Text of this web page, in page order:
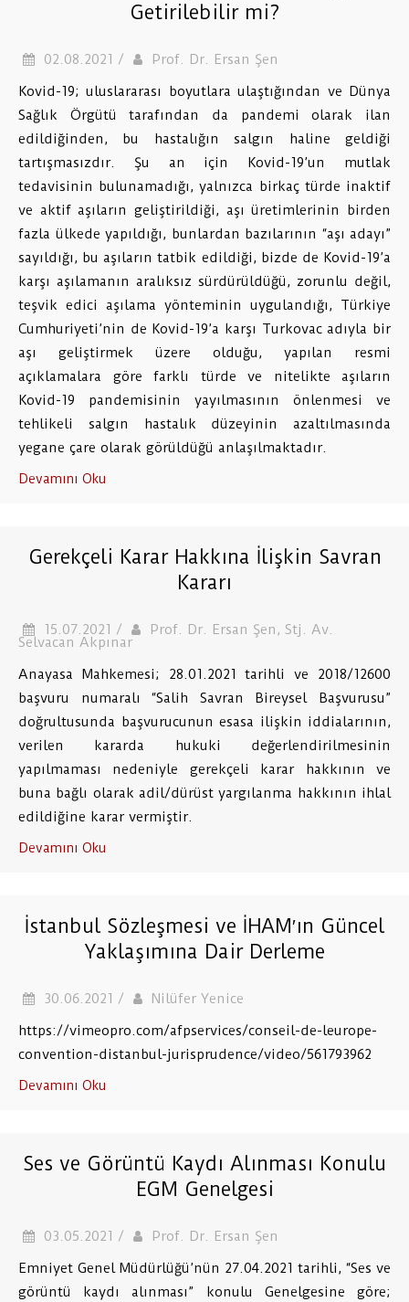
Getirilebilir mi?
02.08.2021 /
Prof. Dr. Ersan Şen
Kovid-19; uluslararası boyutlara ulaştığından ve Dünya
Sağlık Örgütü tarafından da pandemi olarak ilan
edildiğinden, bu hastalığın salgın haline geldiği
tartışmasızdır. Şu an için Kovid-19’un mutlak
tedavisinin bulunamadığı, yalnızca birkaç türde inaktif
ve aktif aşıların geliştirildiği, aşı üretimlerinin birden
fazla ülkede yapıldığı, bunlardan bazılarının “aşı adayı”
sayıldığı, bu aşıların tatbik edildiği, bizde de Kovid-19’a
karşı aşılamanın aralıksız sürdürüldüğü, zorunlu değil,
teşvik edici aşılama yönteminin uygulandığı, Türkiye
Cumhuriyeti’nin de Kovid-19’a karşı Turkovac adıyla bir
aşı geliştirmek üzere olduğu, yapılan resmi
açıklamalara göre farklı türde ve nitelikte aşıların
Kovid-19 pandemisinin yayılmasının önlenmesi ve
tehlikeli salgın hastalık düzeyinin azaltılmasında
yegane çare olarak görüldüğü anlaşılmaktadır.
Devamını Oku
Gerekçeli Karar Hakkına İlişkin Savran
Kararı
15.07.2021 / Prof. Dr. Ersan Şen, Stj. Av.
Selvacan Akpınar
Anayasa Mahkemesi; 28.01.2021 tarihli ve 2018/12600
başvuru numaralı “Salih Savran Bireysel Başvurusu”
doğrultusunda başvurucunun esasa ilişkin iddialarının,
verilen kararda hukuki değerlendirilmesinin
yapılmaması nedeniyle gerekçeli karar hakkının ve
buna bağlı olarak adil/dürüst yargılanma hakkının ihlal
edildiğine karar vermiştir.
Devamını Oku
İstanbul Sözleşmesi ve İHAM′ın Güncel
Yaklaşımına Dair Derleme
30.06.2021 /
Nilüfer Yenice
https://vimeopro.com/afpservices/conseil-de-leurope-
convention-distanbul-jurisprudence/video/561793962
Devamını Oku
Ses ve Görüntü Kaydı Alınması Konulu
EGM Genelgesi
03.05.2021 /
Prof. Dr. Ersan Şen
Emniyet Genel Müdürlüğü’nün 27.04.2021 tarihli, “Ses ve
görüntü kaydı alınması” konulu Genelgesine göre;